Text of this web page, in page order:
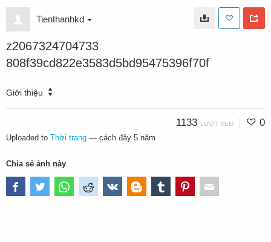
Tienthanhkd
z2067324704733
808f39cd822e3583d5bd95475396f70f
Giới thiệu
1133 LƯỢT XEM 0
Uploaded to Thời trang — cách đây 5 năm
Chia sẻ ảnh này